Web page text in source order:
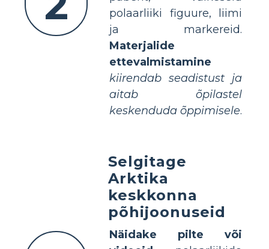
polaarliiki figuure, liimi
ja markereid.
Materjalide
ettevalmistamine
kiirendab seadistust ja
aitab õpilastel
keskenduda õppimisele.
Selgitage
Arktika
keskkonna
põhijoonuseid
Näidake pilte või